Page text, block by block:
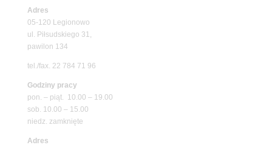
Adres
05-120 Legionowo
ul. Piłsudskiego 31,
pawilon 134
tel./fax. 22 784 71 96
Godziny pracy
pon. – piąt. 10.00 – 19.00
sob. 10.00 – 15.00
niedz. zamknięte
Adres